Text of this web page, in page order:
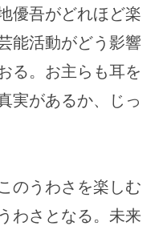
優吾がどれほど楽
能活動がどう影響
る。お主らも耳を
実があるか、じっ
のうわさを楽しむ
わさとなる。未来